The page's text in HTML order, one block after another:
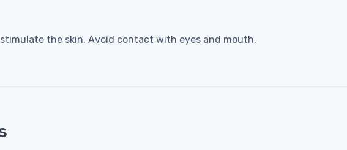
the skin. Avoid contact with eyes and mouth.